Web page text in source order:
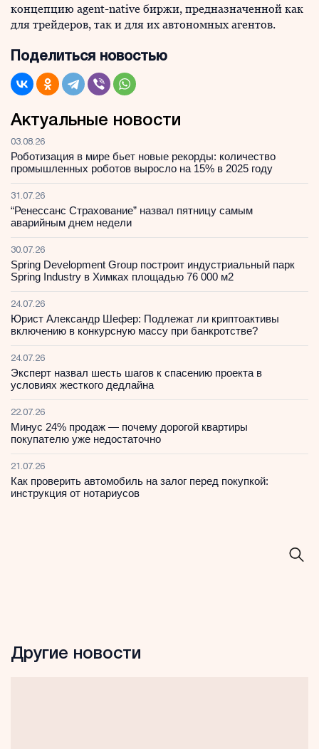
концепцию agent-native биржи, предназначенной как
для трейдеров, так и для их автономных агентов.
Поделиться новостью
Актуальные новости
03.08.26
Роботизация в мире бьет новые рекорды: количество
промышленных роботов выросло на 15% в 2025 году
31.07.26
“Ренессанс Страхование” назвал пятницу самым
аварийным днем недели
30.07.26
Spring Development Group построит индустриальный парк
Spring Industry в Химках площадью 76 000 м2
24.07.26
Юрист Александр Шефер: Подлежат ли криптоактивы
включению в конкурсную массу при банкротстве?
24.07.26
Эксперт назвал шесть шагов к спасению проекта в
условиях жесткого дедлайна
22.07.26
Минус 24% продаж — почему дорогой квартиры
покупателю уже недостаточно
21.07.26
Как проверить автомобиль на залог перед покупкой:
инструкция от нотариусов
Другие новости